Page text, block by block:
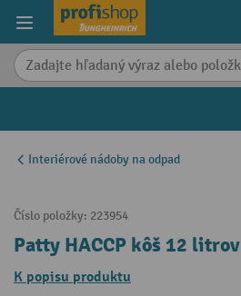
content
Interiérové nádoby na odpad
Číslo položky: 223954
Patty HACCP kôš 12 litrov
K popisu produktu